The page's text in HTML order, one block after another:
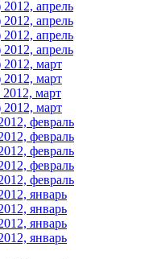
апрель
апрель
апрель
апрель
март
март
март
март
февраль
февраль
февраль
февраль
февраль
январь
январь
январь
январь